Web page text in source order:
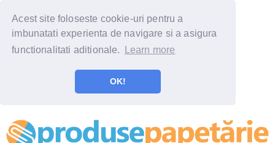
Acest site foloseste cookie-uri pentru a
imbunatati experienta de navigare si a asigura
functionalitati aditionale.
Learn more
OK!